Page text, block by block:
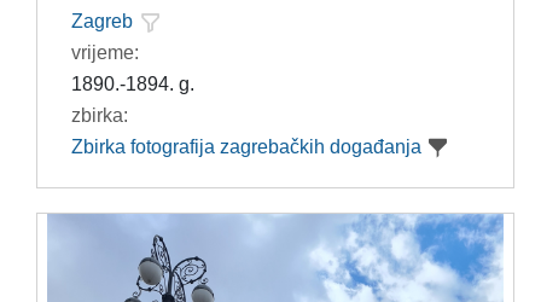
Zagreb
vrijeme:
1890.-1894. g.
zbirka:
Zbirka fotografija zagrebačkih događanja